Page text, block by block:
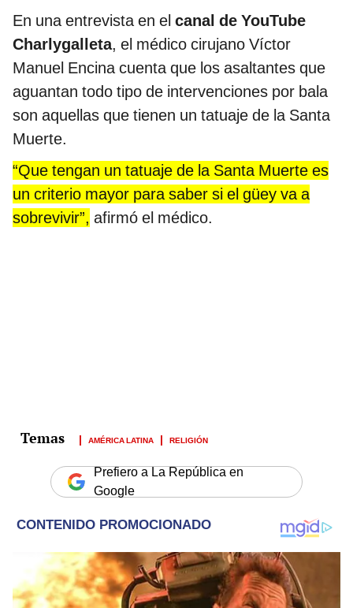
En una entrevista en el canal de YouTube
Charlygalleta, el médico cirujano Víctor
Manuel Encina cuenta que los asaltantes que
aguantan todo tipo de intervenciones por bala
son aquellas que tienen un tatuaje de la Santa
Muerte.
“Que tengan un tatuaje de la Santa Muerte es
un criterio mayor para saber si el güey va a
sobrevivir”, afirmó el médico.
AMÉRICA LATINA RELIGIÓN
Prefiero a La República en
Google